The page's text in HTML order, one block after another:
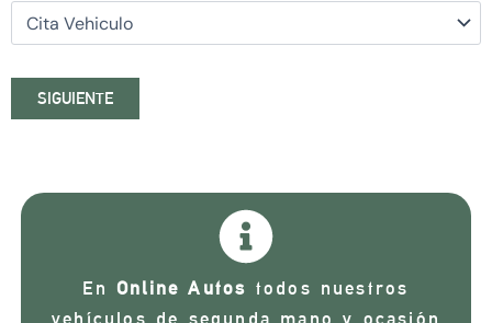
SIGUIENTE
En Online Autos todos nuestros
vehículos de segunda mano y ocasión